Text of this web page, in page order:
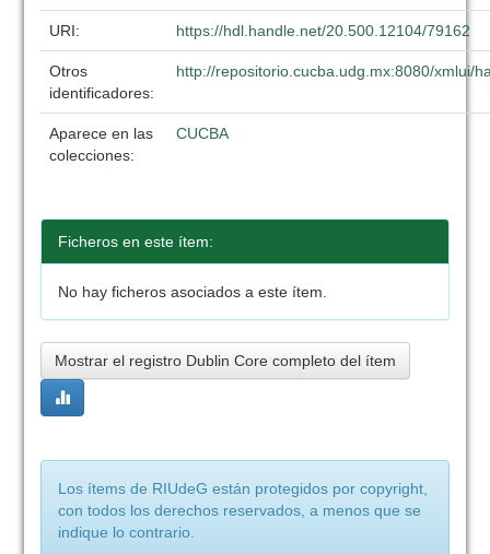
URI: https://hdl.handle.net/20.500.12104/79162
Otros
identificadores:
http://repositorio.cucba.udg.mx:8080/xmlui/
Aparece en las
colecciones:
CUCBA
Ficheros en este ítem:
No hay ficheros asociados a este ítem.
Mostrar el registro Dublin Core completo del ítem
Los ítems de RIUdeG están protegidos por copyright,
con todos los derechos reservados, a menos que se
indique lo contrario.